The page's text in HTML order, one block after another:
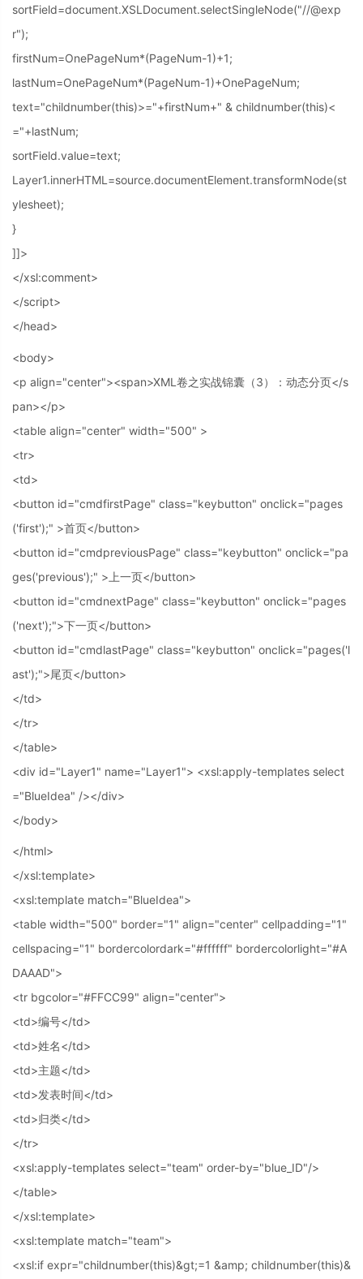
sortField=document.XSLDocument.selectSingleNode("//@exp
r");
firstNum=OnePageNum*(PageNum-1)+1;
lastNum=OnePageNum*(PageNum-1)+OnePageNum;
text="childnumber(this)>="+firstNum+" & childnumber(this)<
="+lastNum;
sortField.value=text;
Layer1.innerHTML=source.documentElement.transformNode(st
ylesheet);
}
]]>
</xsl:comment>
</script>
</head>
<body>
<p align="center"><span>XML卷之实战锦囊（3）：动态分页</s
pan></p>
<table align="center" width="500" >
<tr>
<td>
<button id="cmdfirstPage" class="keybutton" onclick="pages
('first');" >首页</button>
<button id="cmdpreviousPage" class="keybutton" onclick="pa
ges('previous');" >上一页</button>
<button id="cmdnextPage" class="keybutton" onclick="pages
('next');">下一页</button>
<button id="cmdlastPage" class="keybutton" onclick="pages('l
ast');">尾页</button>
</td>
</tr>
</table>
<div id="Layer1" name="Layer1"> <xsl:apply-templates select
="BlueIdea" /></div>
</body>
</html>
</xsl:template>
<xsl:template match="BlueIdea">
<table width="500" border="1" align="center" cellpadding="1"
cellspacing="1" bordercolordark="#ffffff" bordercolorlight="#A
DAAAD">
<tr bgcolor="#FFCC99" align="center">
<td>编号</td>
<td>姓名</td>
<td>主题</td>
<td>发表时间</td>
<td>归类</td>
</tr>
<xsl:apply-templates select="team" order-by="blue_ID"/>
</table>
</xsl:template>
<xsl:template match="team">
<xsl:if expr="childnumber(this)&gt;=1 &amp; childnumber(this)&